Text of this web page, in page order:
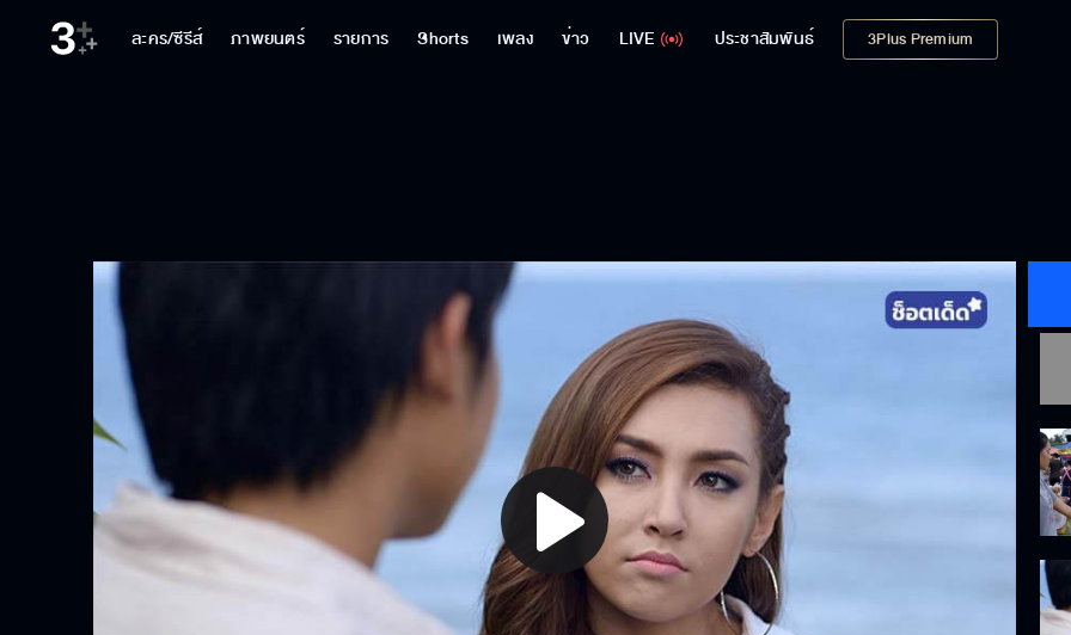
ละคร/ซีรีส์ ภาพยนตร์ รายการ Shorts เพลง ข่าว LIVE ประชาสัมพันธ์ 3Plus Premium
Play
Video